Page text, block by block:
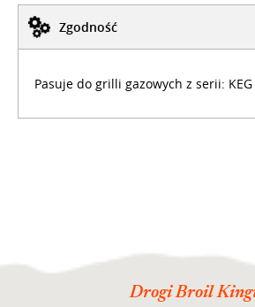
Zgodność
Pasuje do grilli gazowych z serii: KEG
Drogi Broil